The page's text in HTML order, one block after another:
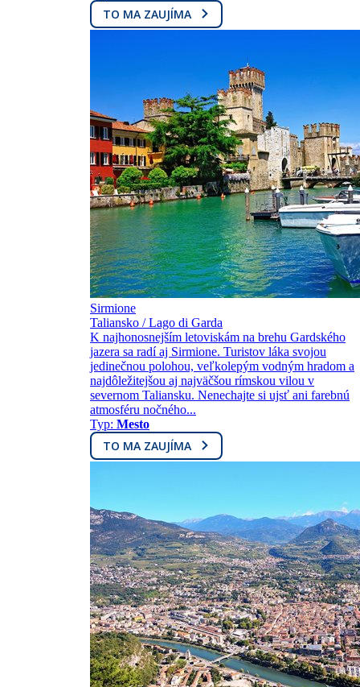
TO MA ZAUJÍMA
Sirmione
Taliansko / Lago di Garda
K najhonosnejším letoviskám na brehu Gardského
jazera sa radí aj Sirmione. Turistov láka svojou
jedinečnou polohou, veľkolepým vodným hradom a
najdôležitejšou aj najväčšou rímskou vilou v
severnom Taliansku. Nenechajte si ujsť ani farebnú
atmosféru nočného...
Typ: Mesto
TO MA ZAUJÍMA